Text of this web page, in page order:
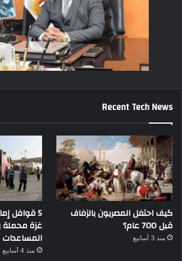
Recent Tech News
كيف احتفل المصريون بالزفاف
قبل 700 عام؟
منذ 3 أسابيع
5 قوافل
المساعدات
منذ 4 أسابيع